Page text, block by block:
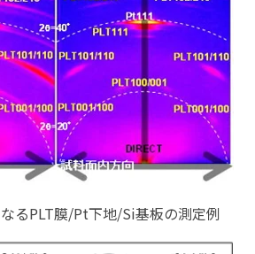
るPLT膜/Pt下地/Si基板の測定例